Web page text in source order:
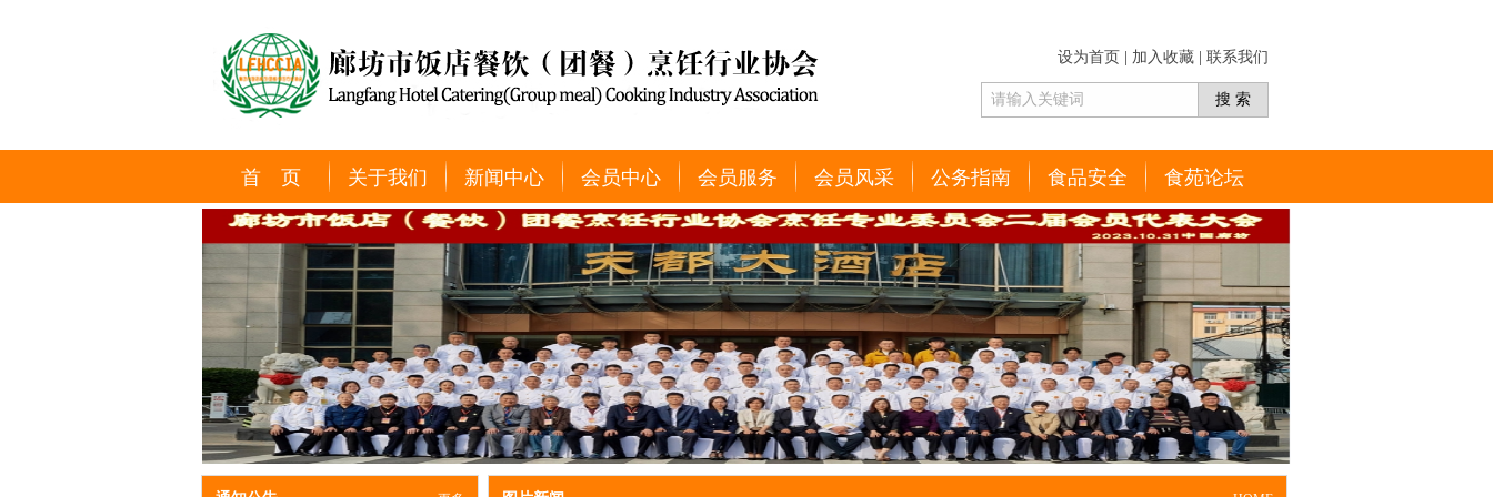
设为首页 加入收藏 联系我们
首 页 关于我们 新闻中心 会员中心 会员服务 会员风采 公务指南 食品安全 食苑论坛